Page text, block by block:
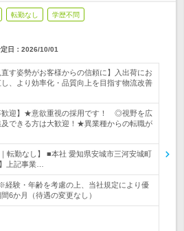
転勤なし 学歴不問
日： 2026/10/01
直す姿勢がお客様からの信頼に】入出荷にお
、より効率化・品質向上を目指す物流改善
歓迎】★意欲重視の採用です！ ◎視野を広
及できる方は大歓迎！★異業種からの転職が
転勤なし】 ■本社 愛知県安城市三河安城町
上記事業…
経験・年齢を考慮の上、当社規定により優
6か月（待遇の変更なし）